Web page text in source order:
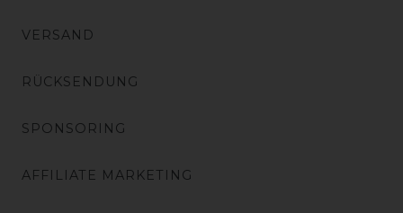
VERSAND
RÜCKSENDUNG
SPONSORING
AFFILIATE MARKETING